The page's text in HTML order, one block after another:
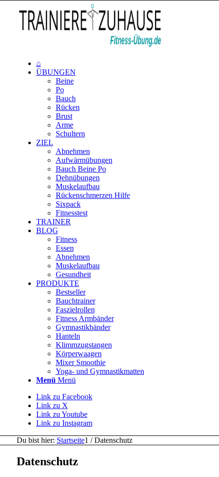
⌂
ÜBUNGEN
Beine
Po
Bauch
Rücken
Brust
Arme
Schultern
ZIEL
Abnehmen
Aufwärmübungen
Bauch Beine Po
Dehnübungen
Muskelaufbau
Rückenschmerzen Hilfe
Sixpack
Fitnesstest
TRAINER
BLOG
Fitness
Essen
Abnehmen
Muskelaufbau
Gesundheit
PRODUKTE
Bestseller
Bauchtrainer
Faszielrollen
Fitness Armbänder
Gymnastikbänder
Hanteln
Klimmzugstangen
Körperwaagen
Mixer Smoothie
Yoga- und Gymnastikmatten
Menü Menü
Link zu Facebook
Link zu X
Link zu Youtube
Link zu Instagram
Du bist hier: Startseite1 / Datenschutz
Datenschutz